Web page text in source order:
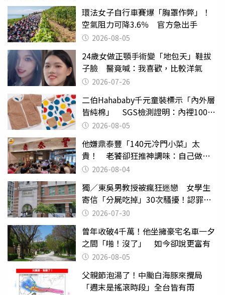
環法女子自行車賽爆「胸罩作弊」！
空氣阻力可降3.6％ 官方急出手
2026-08-05
24歲女做正顎手術變「地包天」鞋拔
子臉 醫竟喊：我喜歡，比較洋氣
2026-07-26
二伯Hahababy千元童裝標示「內外層
皆純棉」 SGS檢測證明：內裡100%
聚酯纖維
2026-08-05
他嫌鼎泰豐「140元冷門小菜」太
貴！ 老饕卻狂推神調味：自己做不
出來2026-08-04
獨／東吳男教授被瘋狂迷戀 女學生
寄信「分屍吃掉」30次騷擾！認罪免
關 2026-07-30
曾年收破4千萬！他坐擁豪宅名車一夕
之間「啪！沒了」 如今卻說更富有
2026-08-05
父親節泡湯了！中颱白海豚來攪局
「週末是搖滾時段」全台皆有雨